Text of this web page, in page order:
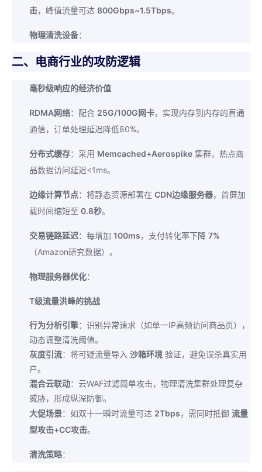
击，峰值流量可达 800Gbps~1.5Tbps。
物理清洗设备：
二、电商行业的攻防逻辑
毫秒级响应的经济价值
RDMA网络：配合 25G/100G网卡，实现内存到内存的直通
通信，订单处理延迟降低80%。
分布式缓存：采用 Memcached+Aerospike 集群，热点商
品数据访问延迟<1ms。
边缘计算节点：将静态资源部署在 CDN边缘服务器，首屏加
载时间缩短至 0.8秒。
交易链路延迟：每增加 100ms，支付转化率下降 7%
（Amazon研究数据）。
物理服务器优化：
T级流量洪峰的挑战
行为分析引擎：识别异常请求（如单一IP高频访问商品页），
动态调整清洗阈值。
灰度引流：将可疑流量导入 沙箱环境 验证，避免误杀真实用
户。
混合云联动：云WAF过滤简单攻击，物理清洗集群处理复杂
威胁，形成纵深防御。
大促场景：如双十一瞬时流量可达 2Tbps，需同时抵御 流量
型攻击+CC攻击。
清洗策略：